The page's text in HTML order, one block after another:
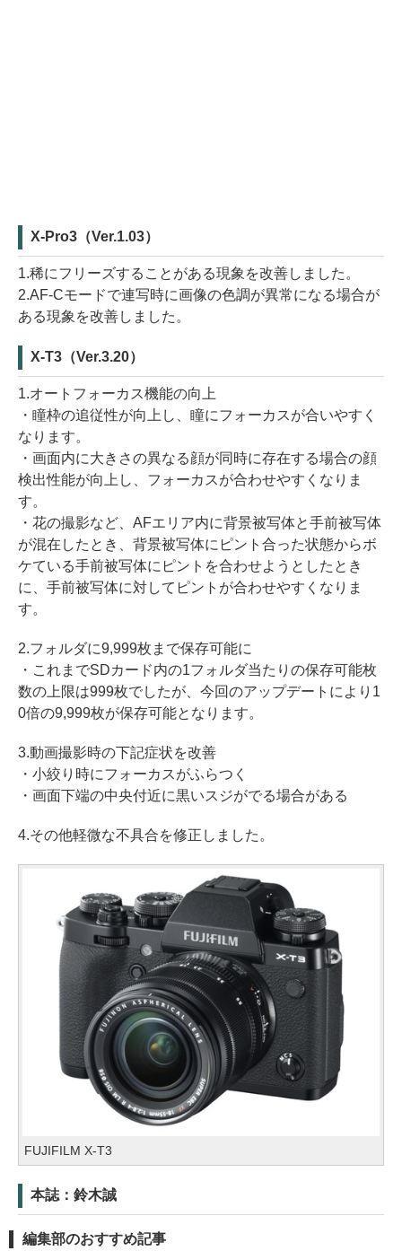
X-Pro3（Ver.1.03）
1.稀にフリーズすることがある現象を改善しました。
2.AF-Cモードで連写時に画像の色調が異常になる場合が
ある現象を改善しました。
X-T3（Ver.3.20）
1.オートフォーカス機能の向上
・瞳枠の追従性が向上し、瞳にフォーカスが合いやすく
なります。
・画面内に大きさの異なる顔が同時に存在する場合の顔
検出性能が向上し、フォーカスが合わせやすくなりま
す。
・花の撮影など、AFエリア内に背景被写体と手前被写体
が混在したとき、背景被写体にピント合った状態からボ
ケている手前被写体にピントを合わせようとしたとき
に、手前被写体に対してピントが合わせやすくなりま
す。
2.フォルダに9,999枚まで保存可能に
・これまでSDカード内の1フォルダ当たりの保存可能枚
数の上限は999枚でしたが、今回のアップデートにより1
0倍の9,999枚が保存可能となります。
3.動画撮影時の下記症状を改善
・小絞り時にフォーカスがふらつく
・画面下端の中央付近に黒いスジがでる場合がある
4.その他軽微な不具合を修正しました。
FUJIFILM X-T3
本誌：鈴木誠
編集部のおすすめ記事